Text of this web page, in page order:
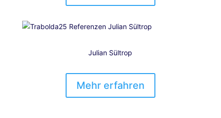
Julian Sültrop
Mehr erfahren